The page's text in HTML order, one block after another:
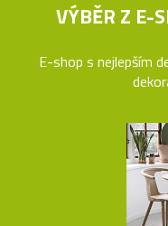
VÝBĚR Z E-
E-shop s nejlepším